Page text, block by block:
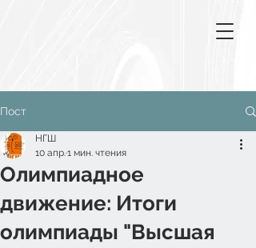
Пост
Олимпиадное
движение: Итоги
олимпиады "Высшая
НГШ
10 апр.1 мин. чтения